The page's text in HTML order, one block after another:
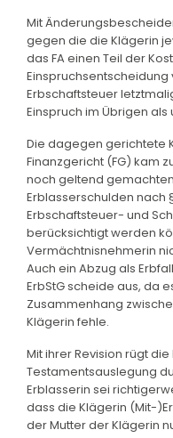
Mit Änderungsbescheiden
gegen die die Klägerin
das FA einen Teil der
Einspruchsentscheidung
Erbschaftsteuer
Einspruch im Übrigen
Die dagegen gerichtete
Finanzgericht (FG) kam
noch geltend
Erblasserschulden nach §
Erbschaftsteuer- und
berücksichtigt werden
Vermächtnisnehmerin
Auch ein Abzug als
ErbStG scheide aus, da
Zusammenhang
Klägerin fehle.
Mit ihrer Revision rügt
Testamentsauslegung
Erblasserin sei
dass die Klägerin (Mit-
der Mutter der Klägerin